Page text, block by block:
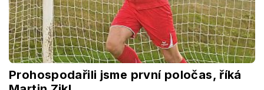
Prohospodařili jsme první poločas, říká